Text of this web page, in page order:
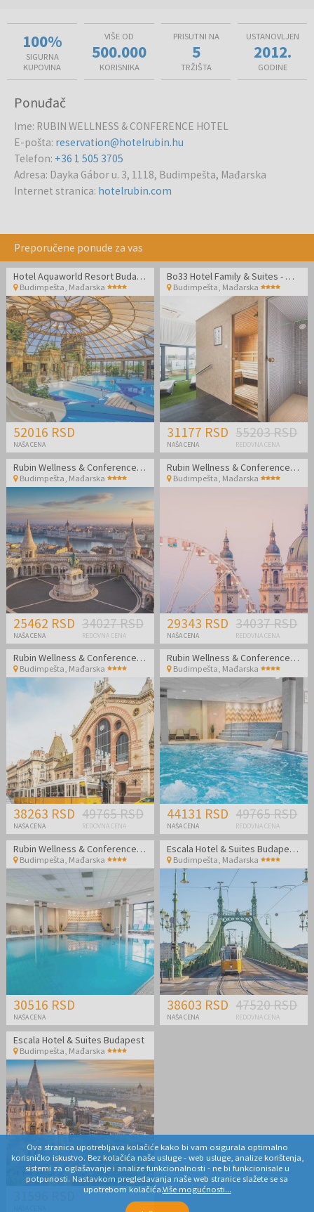
100%
SIGURNA
KUPOVINA
VIŠE OD
500.000
KORISNIKA
PRISUTNI NA
5
TRŽIŠTA
USTANOVLJEN
2012.
GODINE
Ponuđač
Ime: RUBIN WELLNESS & CONFERENCE HOTEL
E-pošta: reservation@hotelrubin.hu
Telefon: +36 1 505 3705
Adresa: Dayka Gábor u. 3, 1118, Budimpešta, Mađarska
Internet stranica: hotelrubin.com
Preporučene ponude za vas
Hotel Aquaworld Resort Budapest
Budimpešta Mađarska
52016 RSD
NAŠA CENA
Bo33 Hotel Family & Suites - Wellness odmor u Budimpešti
Budimpešta Mađarska
31177 RSD
NAŠA CENA
55203 RSD
REDOVNA CENA
Rubin Wellness & Conference Hotel
Budimpešta Mađarska
25462 RSD
NAŠA CENA
34027 RSD
REDOVNA CENA
Rubin Wellness & Conference Hotel
Budimpešta Mađarska
29343 RSD
NAŠA CENA
34037 RSD
REDOVNA CENA
Rubin Wellness & Conference Hotel
Budimpešta, Mađarska
38263 RSD
NAŠA CENA
49765 RSD
REDOVNA CENA
Rubin Wellness & Conference Hotel
Budimpešta, Mađarska
44131 RSD
NAŠA CENA
49765 RSD
REDOVNA CENA
Rubin Wellness & Conference Hotel
Budimpešta, Mađarska
30516 RSD
NAŠA CENA
Escala Hotel & Suites Budapest - Porodični odmor
Budimpešta, Mađarska
38603 RSD
NAŠA CENA
47520 RSD
REDOVNA CENA
Escala Hotel & Suites Budapest
Budimpešta Mađarska
Ova stranica upotrebljava kolačiće kako bi vam osigurala optimalno
korisničko iskustvo. Bez kolačića naše usluge - web usluge, analize korištenja,
sistemi za oglašavanje i analize funkcionalnosti - ne bi funkcionisale u
potpunosti. Nastavkom pregledavanja naše web stranice slažete se sa
upotrebom kolačića.Više mogućnosti...